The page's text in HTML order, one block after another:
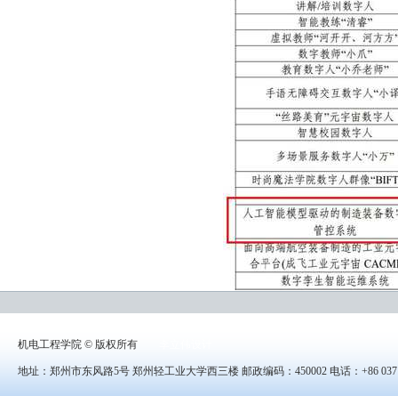
机电工程学院 © 版权所有
地址：郑州市东风路5号 郑州轻工业大学西三楼 邮政编码：450002 电话：+86